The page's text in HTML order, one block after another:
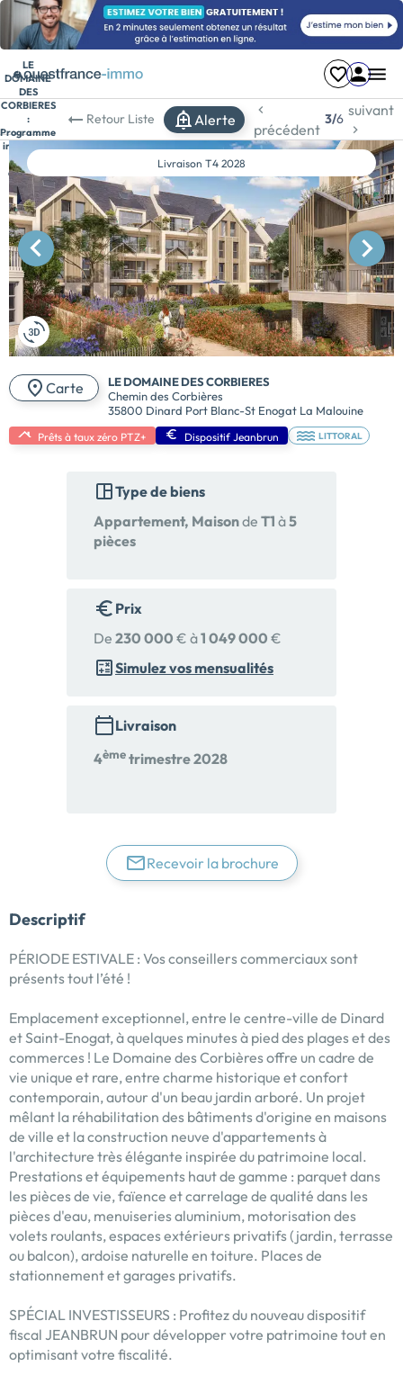
LE
DOMAINE
DES
CORBIERES
:
Programme
immobilier
neuf
à Dinard
Retour Liste Alerte
précédent
3/6
suivant
Livraison T4 2028
Carte
LE DOMAINE DES CORBIERES
Chemin des Corbières
35800 Dinard Port Blanc-St Enogat La Malouine
Prêts à taux zéro PTZ+ Dispositif Jeanbrun LITTORAL
Type de biens
Appartement, Maisonde T1 à5
pièces
Prix
De 230 000 € à1 049 000 €
Simulez vos mensualités
Livraison
4èmetrimestre 2028
Recevoir la brochure
Descriptif
PÉRIODE ESTIVALE : Vos conseillers commerciaux sont
présents tout l’été !
Emplacement exceptionnel, entre le centre-ville de Dinard
et Saint-Enogat, à quelques minutes à pied des plages et des
commerces ! Le Domaine des Corbières offre un cadre de
vie unique et rare, entre charme historique et confort
contemporain, autour d'un beau jardin arboré. Un projet
mêlant la réhabilitation des bâtiments d'origine en maisons
de ville et la construction neuve d'appartements à
l'architecture très élégante inspirée du patrimoine local.
Prestations et équipements haut de gamme : parquet dans
les pièces de vie, faïence et carrelage de qualité dans les
pièces d'eau, menuiseries aluminium, motorisation des
volets roulants, espaces extérieurs privatifs (jardin, terrasse
ou balcon), ardoise naturelle en toiture. Places de
stationnement et garages privatifs.
SPÉCIAL INVESTISSEURS : Profitez du nouveau dispositif
fiscal JEANBRUN pour développer votre patrimoine tout en
optimisant votre fiscalité.